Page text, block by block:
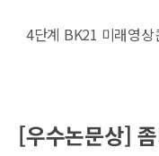
4단계 BK21 미래영상
[우수논문상]